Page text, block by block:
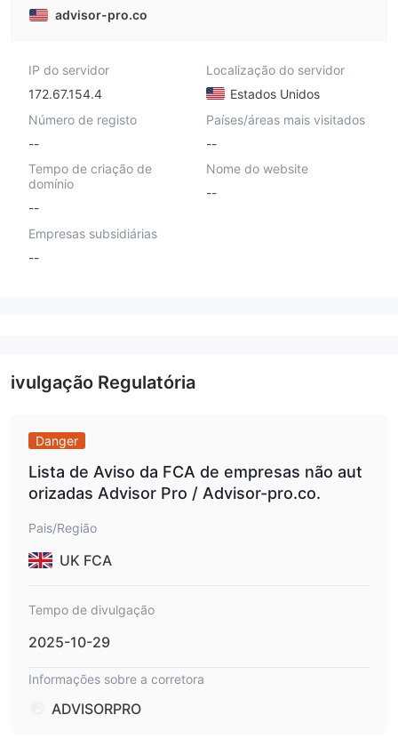
advisor-pro.co
IP do servidor
172.67.154.4
Localização do servidor
Estados Unidos
Número de registo
--
Países/áreas mais visitados
--
Tempo de criação de
domínio
--
Nome do website
--
Empresas subsidiárias
--
ivulgação Regulatória
Danger
Lista de Aviso da FCA de empresas não aut
orizadas Advisor Pro / Advisor-pro.co.
Pais/Região
UK FCA
Tempo de divulgação
2025-10-29
Informações sobre a corretora
ADVISORPRO